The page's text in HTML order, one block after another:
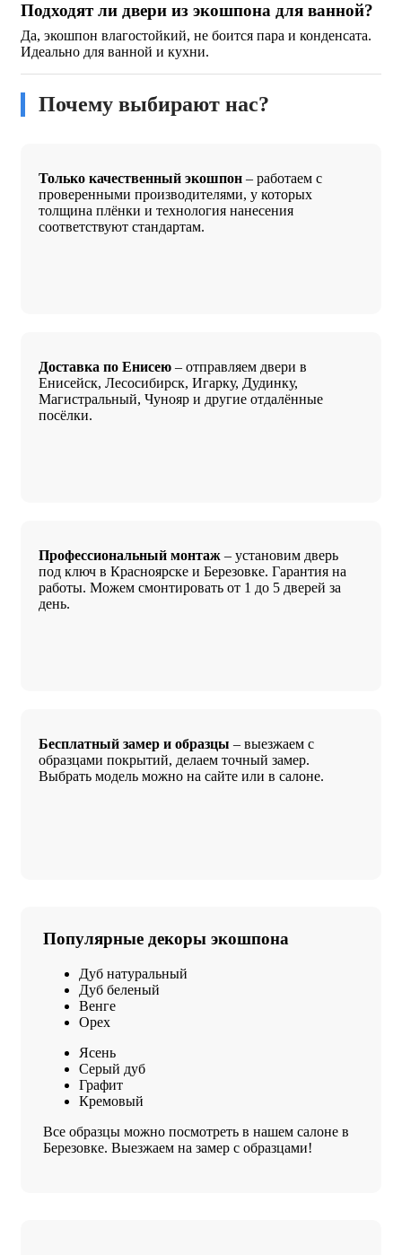
Подходят ли двери из экошпона для ванной?
Да, экошпон влагостойкий, не боится пара и конденсата.
Идеально для ванной и кухни.
Почему выбирают нас?
Только качественный экошпон – работаем с
проверенными производителями, у которых
толщина плёнки и технология нанесения
соответствуют стандартам.
Доставка по Енисею – отправляем двери в
Енисейск, Лесосибирск, Игарку, Дудинку,
Магистральный, Чунояр и другие отдалённые
посёлки.
Профессиональный монтаж – установим дверь
под ключ в Красноярске и Березовке. Гарантия на
работы. Можем смонтировать от 1 до 5 дверей за
день.
Бесплатный замер и образцы – выезжаем с
образцами покрытий, делаем точный замер.
Выбрать модель можно на сайте или в салоне.
Популярные декоры экошпона
Дуб натуральный
Дуб беленый
Венге
Орех
Ясень
Серый дуб
Графит
Кремовый
Все образцы можно посмотреть в нашем салоне в
Березовке. Выезжаем на замер с образцами!